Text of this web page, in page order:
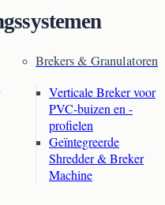
Brekers & Granulatoren
Verticale Breker voor
PVC-buizen en -
profielen
Geïntegreerde
Shredder & Breker
Machine